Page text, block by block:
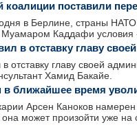
поставили
в Берлине, страны
Каддафи условия -
в отставку главу
отставку главу своей
Хамид Бакайе.
ближайшее время
Арсен Каноков
она может произойти уже